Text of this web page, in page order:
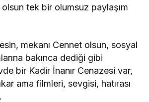
tek bir olumsuz paylaşım
mekanı Cennet olsun, sosyal
bakınca dediği gibi
bir Kadir İnanır Cenazesi var,
ama filmleri, sevgisi, hatırası